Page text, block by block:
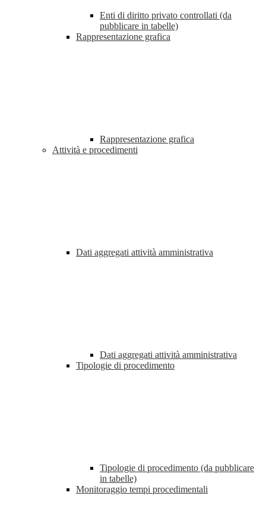
Enti di diritto privato controllati (da
pubblicare in tabelle)
Rappresentazione grafica
Rappresentazione grafica
Attività e procedimenti
Dati aggregati attività amministrativa
Dati aggregati attività amministrativa
Tipologie di procedimento
Tipologie di procedimento (da pubblicare
in tabelle)
Monitoraggio tempi procedimentali